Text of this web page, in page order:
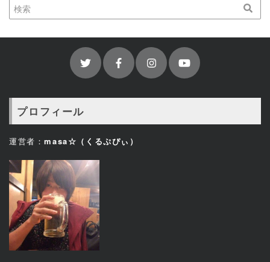
プロフィール
運営者：masa☆（くるぷぴぃ）